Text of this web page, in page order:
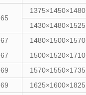
65
1375×1450×1480
1430×1480×1525
67 1480×1500×1570
67 1500×1520×1710
69 1570×1550×1735
69 1625×1600×1825